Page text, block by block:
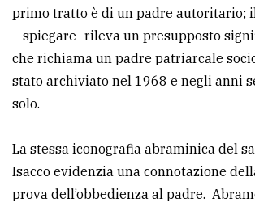
primo tratto è di un padre autoritario;
– spiegare- rileva un presupposto
che richiama un padre patriarcale
stato archiviato nel 1968 e negli anni
solo.
La stessa iconografia abraminica del
Isacco evidenzia una connotazione
prova dell’obbedienza al padre.